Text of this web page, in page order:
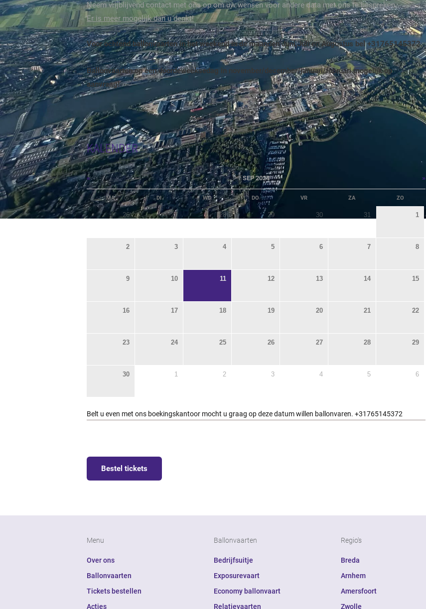
Neem vrijblijvend contact met ons op om uw wensen voor andere data met ons te bespreken.
Er is meer mogelijk dan u denkt!
Voor ochtend ballonvaarten in het weekend in de maanden Juni,Juli en Augustus bel +31765145372.
Ballonvaarten op een doordeweeksedag in november/december/januari/februari mogelijk op
aanvraag!
KALENDER
« SEP 2024 »
MA DI WO DO VR ZA ZO
26 27 28 29 30 31 1
2 3 4 5 6 7 8
9 10 11 12 13 14 15
16 17 18 19 20 21 22
23 24 25 26 27 28 29
30 1 2 3 4 5 6
Belt u even met ons boekingskantoor mocht u graag op deze datum willen ballonvaren. +31765145372
Bestel tickets
Menu
Over ons
Ballonvaarten
Tickets bestellen
Acties
Ballonvaarten
Bedrijfsuitje
Exposurevaart
Economy ballonvaart
Relatievaarten
Regio's
Breda
Arnhem
Amersfoort
Zwolle